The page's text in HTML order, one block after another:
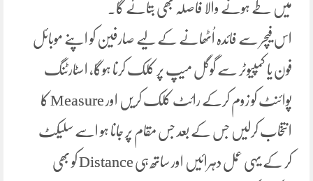
میں طے ہونے والا فاصلہ بھی بتائے گا۔
اس فیچر سے فائدہ اُٹھانے کے لیے صارفین کو اپنے موبائل
فون یا کمپیوٹر سے گوگل میپ پر کلک کرنا ہوگا، اسٹارٹنگ
پوائنٹ کو زوم کرکے رائٹ کلک کریں اور Measure کا
انتخاب کرلیں جس کے بعد جس مقام پر جانا ہو اسے سلیکٹ
کر کے یہی عمل دہرائیں اور ساتھ ہی Distance کو بھی